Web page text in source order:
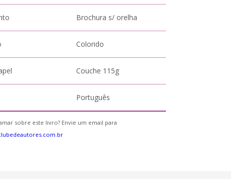
Brochura s/ orelha
Colorido
Couche 115g
Português
sobre este livro? Envie um email para